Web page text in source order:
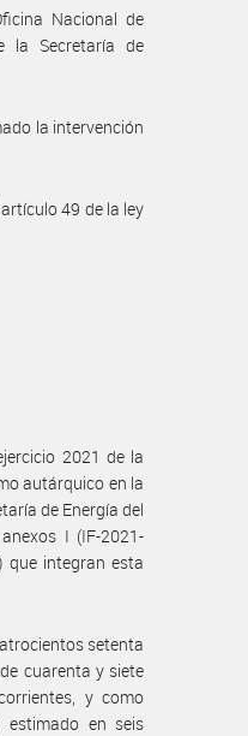
Nacional de
la Secretaría de
la intervención
49 de la ley
2021 de la
autárquico en la
de Energía del
I (IF-2021-
que integran esta
setenta
cuarenta y siete
y como
estimado en seis